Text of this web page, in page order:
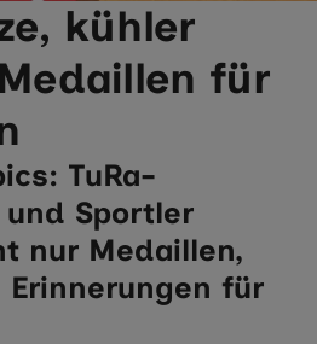
kühler
für
TuRa-
Sportler
nur Medaillen,
für